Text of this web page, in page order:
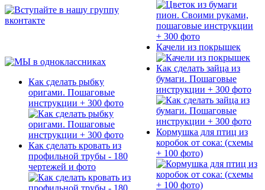
Как сделать рыбку
оригами. Пошаговые
инструкции + 300 фото
Как сделать кровать из
профильной трубы - 180
чертежей и фото
Качели из покрышек
Как сделать зайца из
бумаги. Пошаговые
инструкции + 300 фото
Кормушка для птиц из
коробок от сока: (схемы
+ 100 фото)